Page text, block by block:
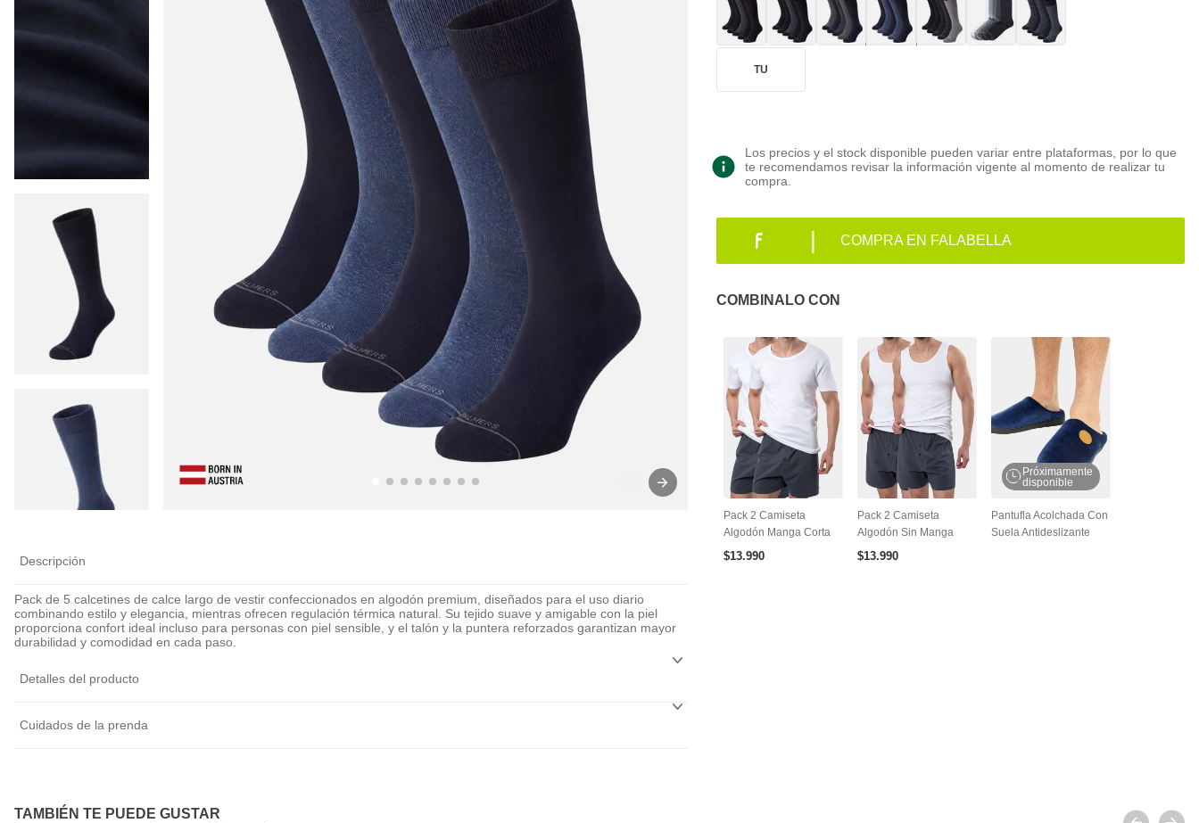
10
pack
Descripción
Pack de 5 calcetines de calce largo de vestir confeccionados en algodón premium, diseñados para el uso diario
combinando estilo y elegancia, mientras ofrecen regulación térmica natural. Su tejido suave y amigable con la piel
proporciona confort ideal incluso para personas con piel sensible, y el talón y la puntera reforzados garantizan mayor
durabilidad y comodidad en cada paso.
Detalles del producto
Cuidados de la prenda
TU
Los precios y el stock disponible pueden variar entre plataformas, por lo que
te recomendamos revisar la información vigente al momento de realizar tu
compra.
| COMPRA EN FALABELLA
COMBINALO CON
Pack 2 Camiseta
Algodón Manga Corta
$13.990
Pack 2 Camiseta
Algodón Sin Manga
$13.990
Próximamente
disponible
Pantufla Acolchada Con
Suela Antideslizante
TAMBIÉN TE PUEDE GUSTAR